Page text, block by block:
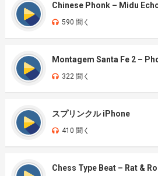
Chinese Phonk – Midu
590 聞く
Montagem Santa Fe 2 –
322 聞く
スプリンクル iPhone
410 聞く
Chess Type Beat – Rat &